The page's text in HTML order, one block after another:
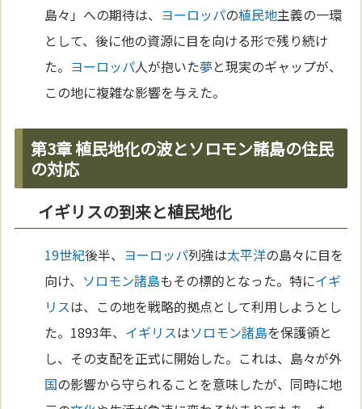
島々」への期待は、 ヨーロッパの植民地主義の一環
として、後に他の資源に目を向ける形で残り続け
た。 ヨーロッパ人が抱いた夢と現実のギャップが、
この地に複雑な影響を与えた。
第3章 植民地化の波とソロモン諸島の住民
の対応
イギリスの到来と植民地化
19世紀後半、 ヨーロッパ列強は太平洋の島々に目を
向け、 ソロモン諸島もその標的となった。特にイギ
リスは、この地を戦略的拠点として利用しようとし
た。1893年、 イギリスはソロモン諸島を保護領と
し、その支配を正式に開始した。これは、島々が外
国の影響から守られることを意味したが、同時に地